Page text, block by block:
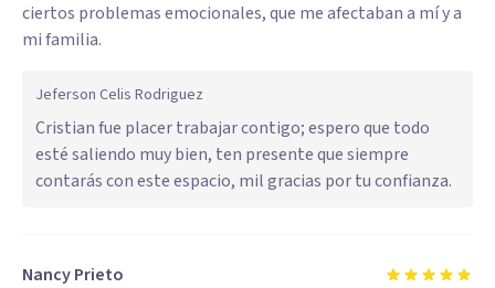
ciertos problemas emocionales, que me afectaban a mí y a
mi familia.
Jeferson Celis Rodriguez
Cristian fue placer trabajar contigo; espero que todo
esté saliendo muy bien, ten presente que siempre
contarás con este espacio, mil gracias por tu confianza.
Nancy Prieto